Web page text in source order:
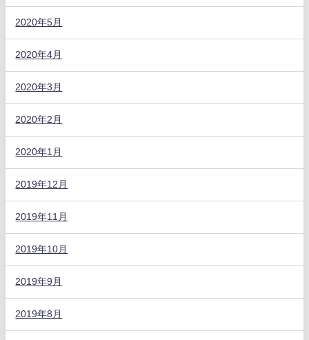
2020年5月
2020年4月
2020年3月
2020年2月
2020年1月
2019年12月
2019年11月
2019年10月
2019年9月
2019年8月